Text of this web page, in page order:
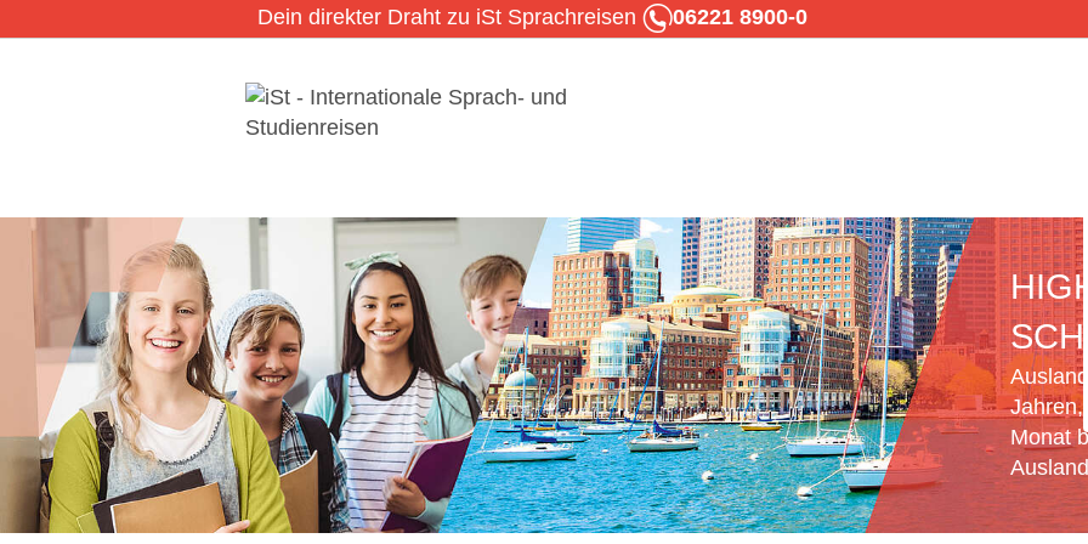
Dein direkter Draht zu iSt Sprachreisen 06221 8900-0
Jahren,
Monat